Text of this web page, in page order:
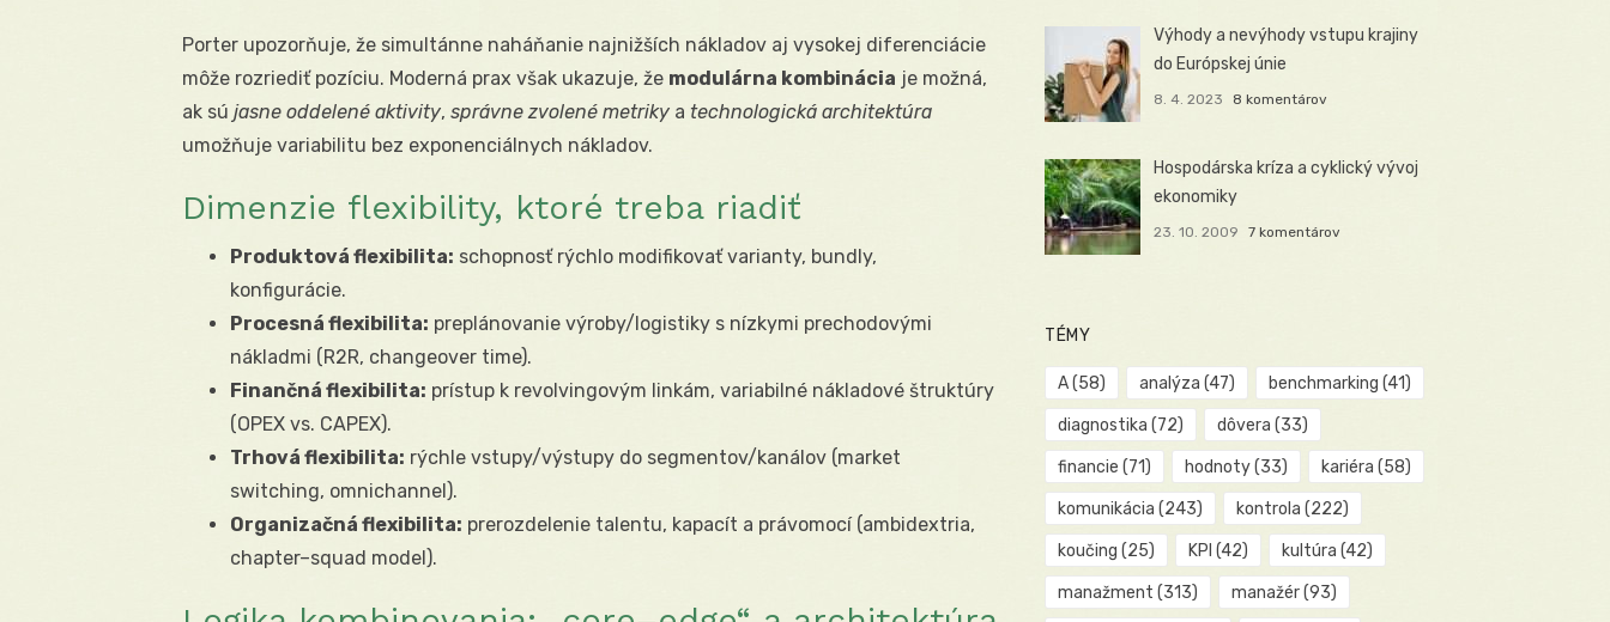
Porter upozorňuje, že simultánne naháňanie najnižších nákladov aj vysokej diferenciácie
môže rozriediť pozíciu. Moderná prax však ukazuje, že modulárna kombinácia je možná,
ak sú jasne oddelené aktivity, správne zvolené metriky a technologická architektúra
umožňuje variabilitu bez exponenciálnych nákladov.
Dimenzie flexibility, ktoré treba riadiť
Produktová flexibilita: schopnosť rýchlo modifikovať varianty, bundly,
konfigurácie.
Procesná flexibilita: preplánovanie výroby/logistiky s nízkymi prechodovými
nákladmi (R2R, changeover time).
Finančná flexibilita: prístup k revolvingovým linkám, variabilné nákladové štruktúry
(OPEX vs. CAPEX).
Trhová flexibilita: rýchle vstupy/výstupy do segmentov/kanálov (market
switching, omnichannel).
Organizačná flexibilita: prerozdelenie talentu, kapacít a právomocí (ambidextria,
chapter–squad model).
Výhody a nevýhody vstupu krajiny
do Európskej únie
8. 4. 2023 8 komentárov
Hospodárska kríza a cyklický vývoj
ekonomiky
23. 10. 2009 7 komentárov
TÉMY
A(58) analýza (47) benchmarking (41)
diagnostika (72) dôvera (33)
financie (71) hodnoty(33) kariéra (58)
komunikácia (243) kontrola (222)
koučing (25) KPI (42) kultúra (42)
manažment (313) manažér(93)